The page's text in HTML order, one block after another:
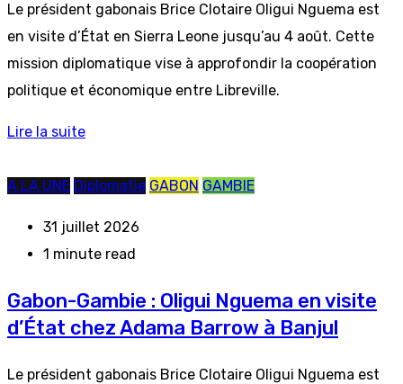
Le président gabonais Brice Clotaire Oligui Nguema est
en visite d’État en Sierra Leone jusqu’au 4 août. Cette
mission diplomatique vise à approfondir la coopération
politique et économique entre Libreville.
Lire la suite
A LA UNE Diplomatie GABON GAMBIE
31 juillet 2026
1 minute read
Gabon-Gambie : Oligui Nguema en visite
d’État chez Adama Barrow à Banjul
Le président gabonais Brice Clotaire Oligui Nguema est